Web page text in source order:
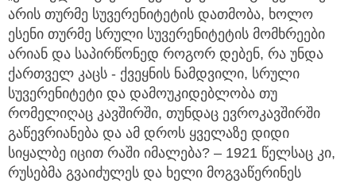
არის თურმე სუვერენიტეტის დათმობა, ხოლო
ესენი თურმე სრული სუვერენიტეტის მომხრეები
არიან და საპირწონედ როგორ დებენ, რა უნდა
ქართველ კაცს - ქვეყნის ნამდვილი, სრული
სუვერენიტეტი და დამოუკიდებლობა თუ
რომელიღაც კავშირში, თუნდაც ევროკავშირში
გაწევრიანება და ამ დროს ყველაზე დიდი
სიყალბე იცით რაში იმალება? – 1921 წელსაც კი,
რუსებმა გვაიძულეს და ხელი მოგვაწერინეს